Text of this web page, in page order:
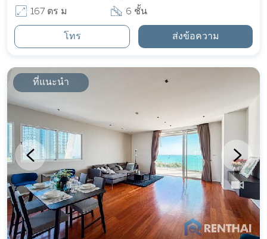
167 ตร ม
6 ชั้น
โทร ส่งข้อความ
ที่แนะนำ